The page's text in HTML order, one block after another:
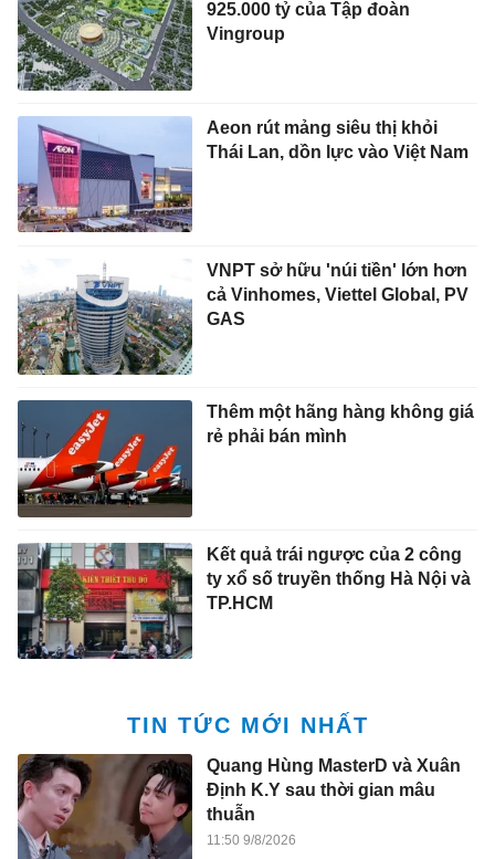
925.000 tỷ của Tập đoàn
Vingroup
Aeon rút mảng siêu thị khỏi
Thái Lan, dồn lực vào Việt Nam
VNPT sở hữu 'núi tiền' lớn hơn
cả Vinhomes, Viettel Global, PV
GAS
Thêm một hãng hàng không giá
rẻ phải bán mình
Kết quả trái ngược của 2 công
ty xổ số truyền thống Hà Nội và
TP.HCM
TIN TỨC MỚI NHẤT
Quang Hùng MasterD và Xuân
Định K.Y sau thời gian mâu
thuẫn
11:50 9/8/2026